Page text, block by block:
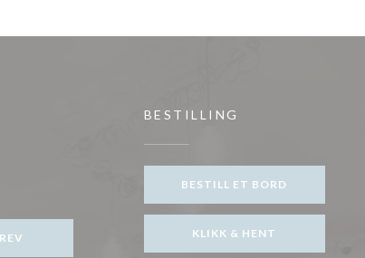
BESTILLING
BESTILL ET BORD
KLIKK & HENT